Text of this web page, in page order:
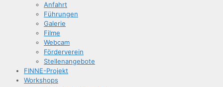
Anfahrt
Füh­run­gen
Gale­rie
Fil­me
Web­cam
För­der­ver­ein
Stel­len­an­ge­bo­te
FIN­­NE-Pro­­jekt
Work­shops